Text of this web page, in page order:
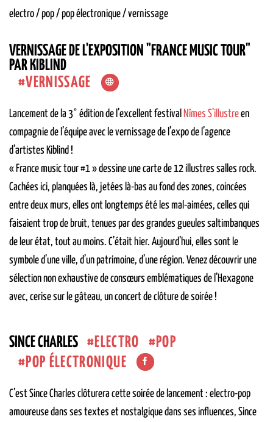
electro / pop / pop électronique / vernissage
VERNISSAGE DE L'EXPOSITION "FRANCE MUSIC TOUR"
PAR KIBLIND
VERNISSAGE
Lancement de la 3° édition de l’excellent festival Nîmes S’illustreen
compagnie de l’équipe avec le vernissage de l’expo de l’agence
d’artistes Kiblind !
« France music tour #1 » dessine une carte de 12 illustres salles rock.
Cachées ici, planquées là, jetées là-bas au fond des zones, coincées
entre deux murs, elles ont longtemps été les mal-aimées, celles qui
faisaient trop de bruit, tenues par des grandes gueules saltimbanques
de leur état, tout au moins. C’était hier. Aujourd’hui, elles sont le
symbole d’une ville, d’un patrimoine, d’une région. Venez découvrir une
sélection non exhaustive de consœurs emblématiques de l’Hexagone
avec, cerise sur le gâteau, un concert de clôture de soirée !
SINCE CHARLES ELECTRO
POP
POP ÉLECTRONIQUE
C’est Since Charles clôturera cette soirée de lancement : electro-pop
amoureuse dans ses textes et nostalgique dans ses influences, Since